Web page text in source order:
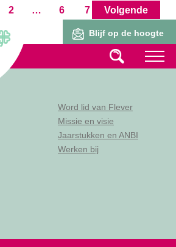
2 … 6 7
Volgende
Blijf op de hoogte
Word lid van Flever
Missie en visie
Jaarstukken en ANBI
Werken bij